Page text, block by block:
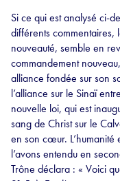
Si ce qui est analysé ci-
différents commentaires,
nouveauté, semble en
commandement
alliance fondée sur son
l’alliance sur le Sinaï
nouvelle loi, qui est
sang de Christ sur le
en son cœur.
l’avons entendu en
Trône déclara : « Voici